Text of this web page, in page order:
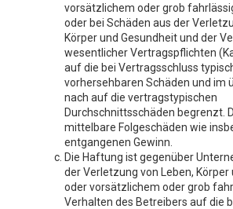
vorsätzlichem oder grob
oder bei Schäden aus der
Körper und Gesundheit und der
wesentlicher Vertragspflichten
auf die bei Vertragsschluss
vorhersehbaren Schäden und im
nach auf die vertragstypischen
Durchschnittsschäden begrenzt.
mittelbare Folgeschäden wie
entgangenen Gewinn.
Die Haftung ist gegenüber
der Verletzung von Leben, Körper
oder vorsätzlichem oder grob
Verhalten des Betreibers auf die